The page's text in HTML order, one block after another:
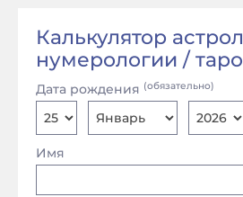
Калькулятор
нумерологии / таро
Имя
Дата рождения (обязательно)